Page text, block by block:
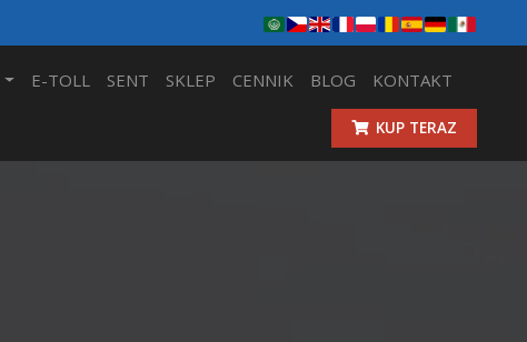
E-TOLL SENT SKLEP CENNIK BLOG KONTAKT
KUP TERAZ